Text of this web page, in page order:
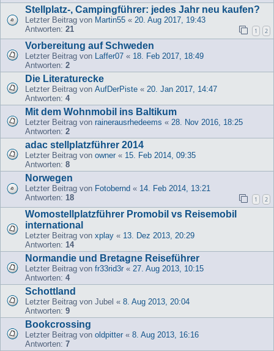
Stellplatz-, Campingführer: jedes Jahr neu kaufen?
Letzter Beitrag von Martin55 « 20. Aug 2017, 19:43
Antworten: 21 1 2
Vorbereitung auf Schweden
Letzter Beitrag von Laffer07 « 18. Feb 2017, 18:49
Antworten: 2
Die Literaturecke
Letzter Beitrag von AufDerPiste « 20. Jan 2017, 14:47
Antworten: 4
Mit dem Wohnmobil ins Baltikum
Letzter Beitrag von rainerausrhedeems « 28. Nov 2016, 18:25
Antworten: 2
adac stellplatzführer 2014
Letzter Beitrag von owner « 15. Feb 2014, 09:35
Antworten: 8
Norwegen
Letzter Beitrag von Fotobernd « 14. Feb 2014, 13:21
Antworten: 18 1 2
Womostellplatzführer Promobil vs Reisemobil
international
Letzter Beitrag von xplay « 13. Dez 2013, 20:29
Antworten: 14
Normandie und Bretagne Reiseführer
Letzter Beitrag von fr33rid3r « 27. Aug 2013, 10:15
Antworten: 4
Schottland
Letzter Beitrag von Jubel « 8. Aug 2013, 20:04
Antworten: 9
Bookcrossing
Letzter Beitrag von oldpitter « 8. Aug 2013, 16:16
Antworten: 7